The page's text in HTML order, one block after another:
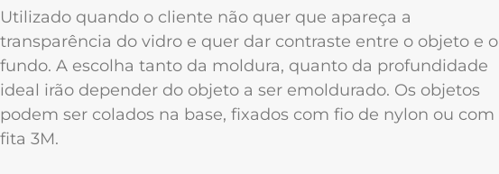
Utilizado quando o cliente não quer que apareça a
transparência do vidro e quer dar contraste entre o objeto e o
fundo. A escolha tanto da moldura, quanto da profundidade
ideal irão depender do objeto a ser emoldurado. Os objetos
podem ser colados na base, fixados com fio de nylon ou com
fita 3M.